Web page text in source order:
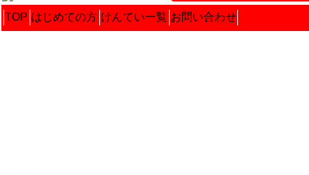
TOP はじめての方 けんてい一覧 お問い合わせ